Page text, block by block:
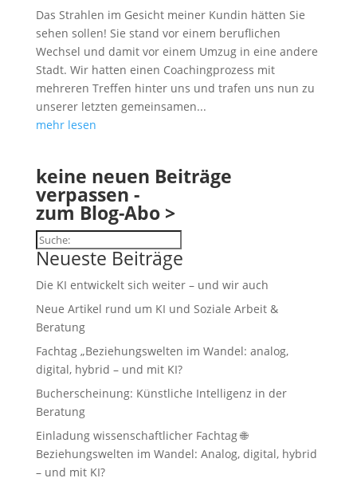
Das Strahlen im Gesicht meiner Kundin hätten Sie
sehen sollen! Sie stand vor einem beruflichen
Wechsel und damit vor einem Umzug in eine andere
Stadt. Wir hatten einen Coachingprozess mit
mehreren Treffen hinter uns und trafen uns nun zu
unserer letzten gemeinsamen...
mehr lesen
keine neuen Beiträge
verpassen -
zum Blog-Abo >
Suchen
Neueste Beiträge
Die KI entwickelt sich weiter – und wir auch
Neue Artikel rund um KI und Soziale Arbeit &
Beratung
Fachtag „Beziehungswelten im Wandel: analog,
digital, hybrid – und mit KI?
Bucherscheinung: Künstliche Intelligenz in der
Beratung
Einladung wissenschaftlicher Fachtag 🌐
Beziehungswelten im Wandel: Analog, digital, hybrid
– und mit KI?